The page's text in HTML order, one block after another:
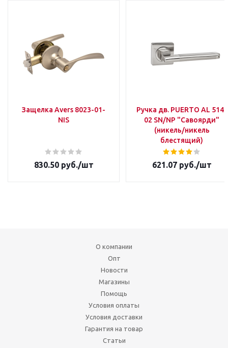
Защелка Avers 8023-01-
NIS
830.50руб./шт
Ручка дв. PUERTO AL 514-
02 SN/NP "Савоярди"
(никель/никель
блестящий)
621.07руб./шт
О компании
Опт
Новости
Магазины
Помощь
Условия оплаты
Условия доставки
Гарантия на товар
Статьи